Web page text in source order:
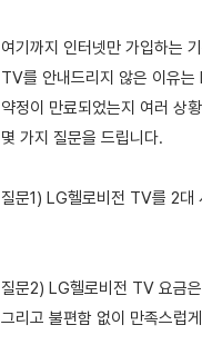
여기까지 인터넷만 가입하는
TV를 안내드리지 않은 이유
약정이 만료되었는지 여러 상
몇 가지 질문을 드립니다.
질문1) LG헬로비전 TV를 2대
질문2) LG헬로비전 TV 요금
그리고 불편함 없이 만족스럽